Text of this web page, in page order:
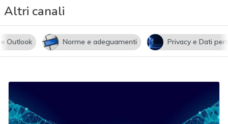
Altri canali
Norme e adeguamenti Privacy e Dati